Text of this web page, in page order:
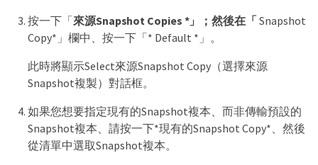
按一下「來源Snapshot Copies *」；然後在「 Snapshot
Copy*」欄中、按一下「* Default *」。
此時將顯示Select來源Snapshot Copy（選擇來源
Snapshot複製）對話框。
如果您想要指定現有的Snapshot複本、而非傳輸預設的
Snapshot複本、請按一下*現有的Snapshot Copy*、然後
從清單中選取Snapshot複本。